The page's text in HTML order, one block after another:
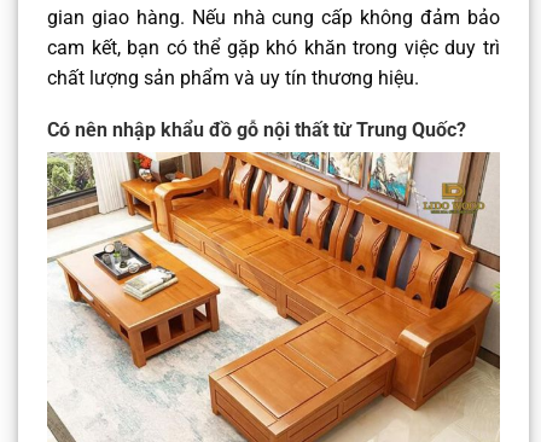
gian giao hàng. Nếu nhà cung cấp không đảm bảo
cam kết, bạn có thể gặp khó khăn trong việc duy trì
chất lượng sản phẩm và uy tín thương hiệu.
Có nên nhập khẩu đồ gỗ nội thất từ Trung Quốc?